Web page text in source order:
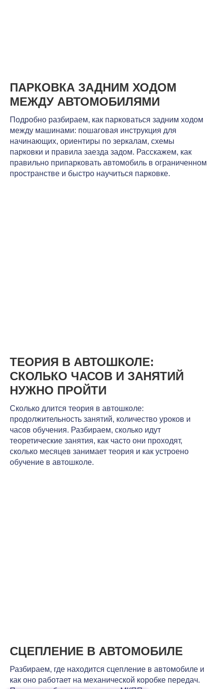
ПАРКОВКА ЗАДНИМ ХОДОМ
МЕЖДУ АВТОМОБИЛЯМИ
Подробно разбираем, как парковаться задним ходом
между машинами: пошаговая инструкция для
начинающих, ориентиры по зеркалам, схемы
парковки и правила заезда задом. Расскажем, как
правильно припарковать автомобиль в ограниченном
пространстве и быстро научиться парковке.
ТЕОРИЯ В АВТОШКОЛЕ:
СКОЛЬКО ЧАСОВ И ЗАНЯТИЙ
НУЖНО ПРОЙТИ
Сколько длится теория в автошколе:
продолжительность занятий, количество уроков и
часов обучения. Разбираем, сколько идут
теоретические занятия, как часто они проходят,
сколько месяцев занимает теория и как устроено
обучение в автошколе.
СЦЕПЛЕНИЕ В АВТОМОБИЛЕ
Разбираем, где находится сцепление в автомобиле и
как оно работает на механической коробке передач.